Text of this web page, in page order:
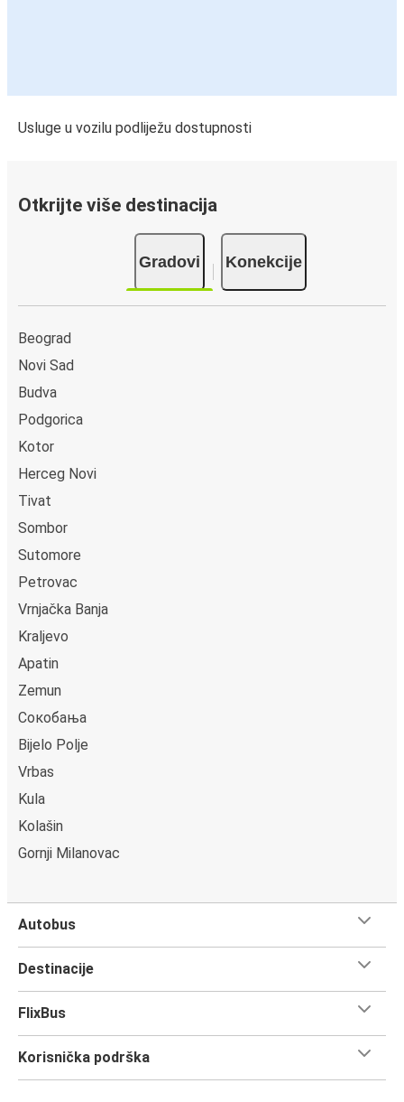
Usluge u vozilu podliježu dostupnosti
Otkrijte više destinacija
Gradovi Konekcije
Beograd
Novi Sad
Budva
Podgorica
Kotor
Herceg Novi
Tivat
Sombor
Sutomore
Petrovac
Vrnjačka Banja
Kraljevo
Apatin
Zemun
Сокобања
Bijelo Polje
Vrbas
Kula
Kolašin
Gornji Milanovac
Autobus
Destinacije
FlixBus
Korisnička podrška